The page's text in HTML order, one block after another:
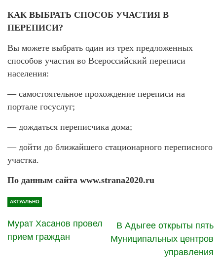
КАК ВЫБРАТЬ СПОСОБ УЧАСТИЯ В
ПЕРЕПИСИ?
Вы можете выбрать один из трех предложенных
способов участия во Всероссийский переписи
населения:
— самостоятельное прохождение переписи на
портале госуслуг;
— дождаться переписчика дома;
— дойти до ближайшего стационарного переписного
участка.
По данным сайта www.strana2020.ru
АКТУАЛЬНО
Мурат Хасанов провел
прием граждан
В Адыгее открыты пять
Муниципальных центров
управления